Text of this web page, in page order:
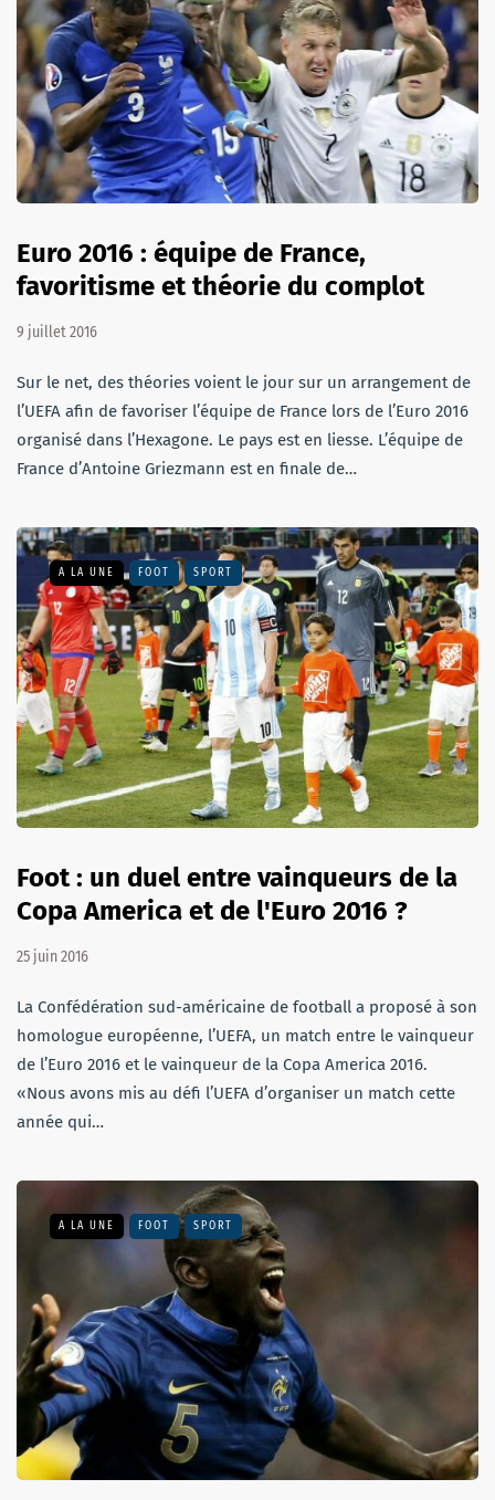
Euro 2016 : équipe de France,
favoritisme et théorie du complot
9 juillet 2016
Sur le net, des théories voient le jour sur un arrangement de
l’UEFA afin de favoriser l’équipe de France lors de l’Euro 2016
organisé dans l’Hexagone. Le pays est en liesse. L’équipe de
France d’Antoine Griezmann est en finale de…
A LA UNE FOOT SPORT
Foot : un duel entre vainqueurs de la
Copa America et de l'Euro 2016 ?
25 juin 2016
La Confédération sud-américaine de football a proposé à son
homologue européenne, l’UEFA, un match entre le vainqueur
de l’Euro 2016 et le vainqueur de la Copa America 2016.
«Nous avons mis au défi l’UEFA d’organiser un match cette
année qui…
A LA UNE FOOT SPORT